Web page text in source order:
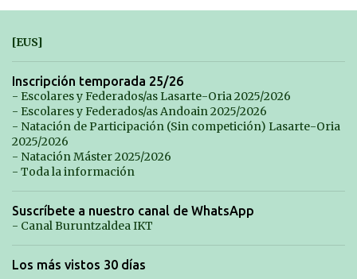
[EUS]
Inscripción temporada 25/26
- Escolares y Federados/as Lasarte-Oria 2025/2026
- Escolares y Federados/as Andoain 2025/2026
- Natación de Participación (Sin competición) Lasarte-Oria
2025/2026
- Natación Máster 2025/2026
- Toda la información
Suscríbete a nuestro canal de WhatsApp
- Canal Buruntzaldea IKT
Los más vistos 30 días